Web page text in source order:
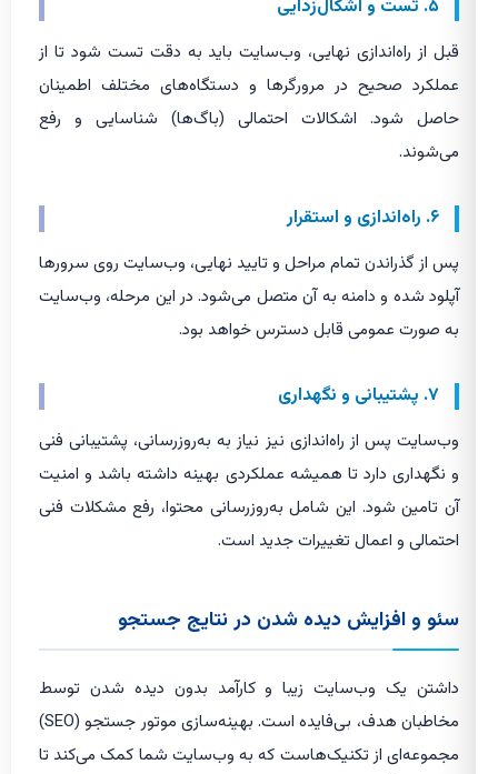
۵. تست و اشکال‌زدایی
قبل از راه‌اندازی نهایی، وب‌سایت باید به دقت تست شود تا از
عملکرد صحیح در مرورگرها و دستگاه‌های مختلف اطمینان
حاصل شود. اشکالات احتمالی (باگ‌ها) شناسایی و رفع
می‌شوند.
۶. راه‌اندازی و استقرار
پس از گذراندن تمام مراحل و تایید نهایی، وب‌سایت روی سرورها
آپلود شده و دامنه به آن متصل می‌شود. در این مرحله، وب‌سایت
به صورت عمومی قابل دسترس خواهد بود.
۷. پشتیبانی و نگهداری
وب‌سایت پس از راه‌اندازی نیز نیاز به به‌روزرسانی، پشتیبانی فنی
و نگهداری دارد تا همیشه عملکردی بهینه داشته باشد و امنیت
آن تامین شود. این شامل به‌روزرسانی محتوا، رفع مشکلات فنی
احتمالی و اعمال تغییرات جدید است.
سئو و افزایش دیده شدن در نتایج جستجو
داشتن یک وب‌سایت زیبا و کارآمد بدون دیده شدن توسط
مخاطبان هدف، بی‌فایده است. بهینه‌سازی موتور جستجو (SEO)
مجموعه‌ای از تکنیک‌هاست که به وب‌سایت شما کمک می‌کند تا